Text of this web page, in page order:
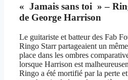
« Jamais sans toi » –
de George Harrison
Le guitariste et batteur des Fab
Ringo Starr partageaient un
place dans les ombres
lorsque Harrison est
Ringo a été mortifié par la perte